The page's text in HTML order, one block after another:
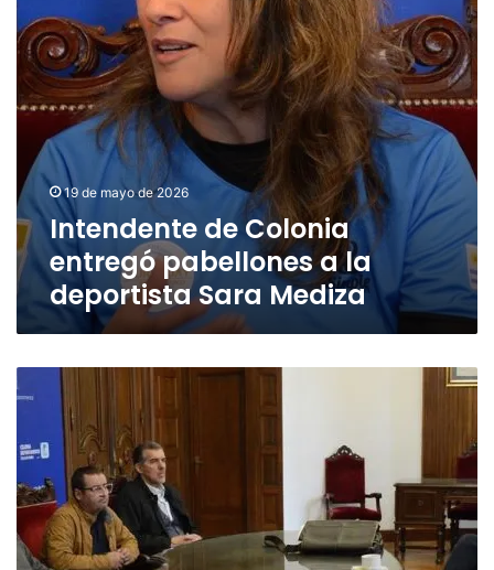
Sara
Mediza
19 de mayo de 2026
Intendente de Colonia
entregó pabellones a la
deportista Sara Mediza
Representantes
de
Federación
Internacional
de
Pelota
Vasca
visitaron